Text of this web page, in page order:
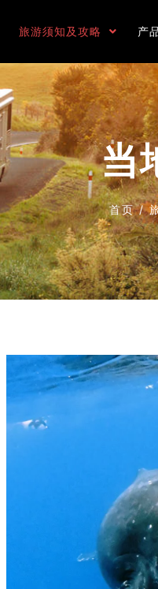
旅游须知及攻略 产
当
首页/